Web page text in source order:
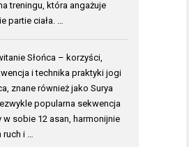
treningu, która angażuje
partie ciała. …
Słońca – korzyści,
i technika praktyki jogi
znane również jako Surya
popularna sekwencja
w sobie 12 asan, harmonijnie
i …